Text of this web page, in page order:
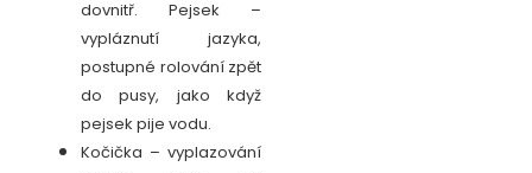
dovnitř. Pejsek –
vypláznutí jazyka,
postupné rolování zpět
do pusy, jako když
pejsek pije vodu.
Kočička – vyplazování